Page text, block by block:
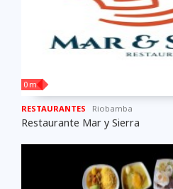
0 m
RESTAURANTES Riobamba
Restaurante Mar y Sierra